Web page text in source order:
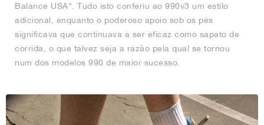
Balance USA". Tudo isto conferiu ao 990v3 um estilo
adicional, enquanto o poderoso apoio sob os pés
significava que continuava a ser eficaz como sapato de
corrida, o que talvez seja a razão pela qual se tornou
num dos modelos 990 de maior sucesso.